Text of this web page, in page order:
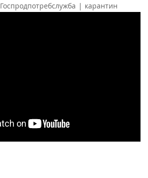
Госпродпотребслужба | карантин